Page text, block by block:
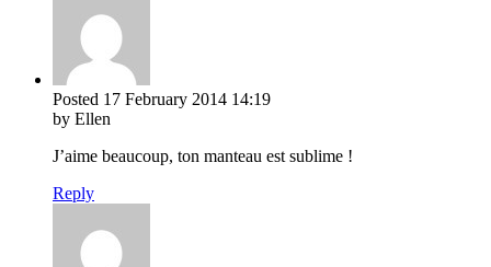
Posted 17 February 2014 14:19
by Ellen
J’aime beaucoup, ton manteau est sublime !
Reply